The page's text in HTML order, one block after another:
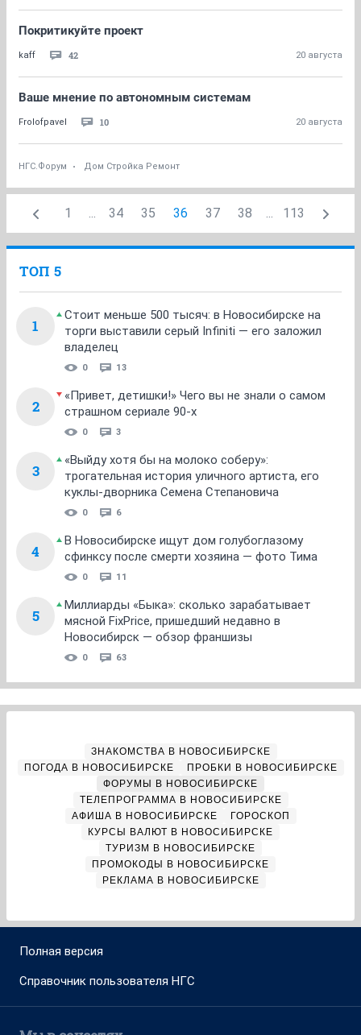
Покритикуйте проект
kaff 42 20 августа
Ваше мнение по автономным системам
Frolofpavel 10 20 августа
НГС.Форум Дом Стройка Ремонт
1 ... 34 35 36 37 38 ... 113
ТОП 5
1
Стоит меньше 500 тысяч: в Новосибирске на
торги выставили серый Infiniti — его заложил
владелец
0 13
2
«Привет, детишки!» Чего вы не знали о самом
страшном сериале 90-х
0 3
3
«Выйду хотя бы на молоко соберу»:
трогательная история уличного артиста, его
куклы-дворника Семена Степановича
0 6
4
В Новосибирске ищут дом голубоглазому
сфинксу после смерти хозяина — фото Тима
0 11
5
Миллиарды «Быка»: сколько зарабатывает
мясной FixPrice, пришедший недавно в
Новосибирск — обзор франшизы
0 63
ЗНАКОМСТВА В НОВОСИБИРСКЕ
ПОГОДА В НОВОСИБИРСКЕ
ПРОБКИ В НОВОСИБИРСКЕ
ФОРУМЫ В НОВОСИБИРСКЕ
ТЕЛЕПРОГРАММА В НОВОСИБИРСКЕ
АФИША В НОВОСИБИРСКЕ
ГОРОСКОП
КУРСЫ ВАЛЮТ В НОВОСИБИРСКЕ
ТУРИЗМ В НОВОСИБИРСКЕ
ПРОМОКОДЫ В НОВОСИБИРСКЕ
РЕКЛАМА В НОВОСИБИРСКЕ
Полная версия
Справочник пользователя НГС